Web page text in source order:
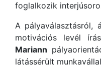
foglalkozik
A pályaválasztásról,
motivációs levél
Mariann
látássérült